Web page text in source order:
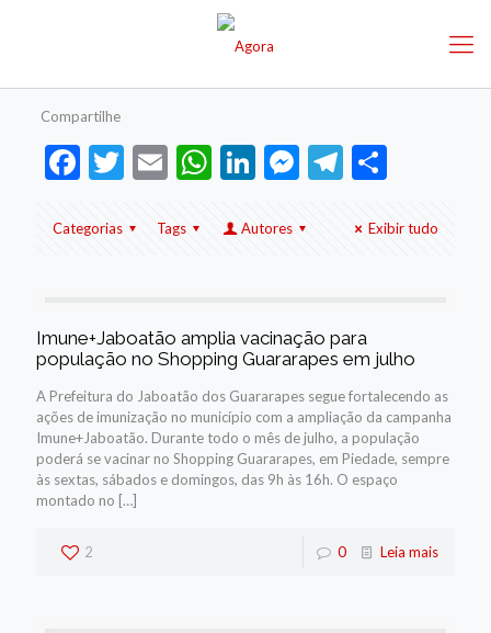
Compartilhe
Facebook
Twitter
EmailWhatsApp
LinkedIn
Messenger
Telegram
Share
Categorias Tags Autores Exibir tudo
Imune+Jaboatão amplia vacinação para
população no Shopping Guararapes em julho
A Prefeitura do Jaboatão dos Guararapes segue fortalecendo as
ações de imunização no município com a ampliação da campanha
Imune+Jaboatão. Durante todo o mês de julho, a população
poderá se vacinar no Shopping Guararapes, em Piedade, sempre
às sextas, sábados e domingos, das 9h às 16h. O espaço
montado no […]
2 0 Leia mais